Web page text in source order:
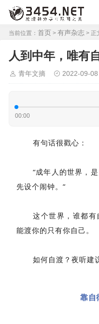
当前位置： 首页 > 有声杂志 > 正
人到中年，唯有
青年文摘 2022-09-08
00:00
有句话很戳心：
“成年人的世界，
先设个闹钟。”
这个世界，谁都有
能渡你的只有你自己。
如何自渡？夜听建
靠自